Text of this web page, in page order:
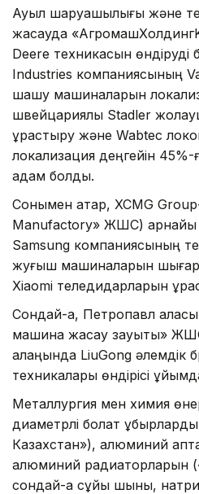
Ауыл шаруашылығы және
жасауда
Deere техникасын өндіруді
Industries компаниясының
шашу машиналарын
швейцариялық Stadler
құрастыру және Wabtec
локализация деңгейін
қадам болды.
Сонымен қатар, XCMG
Manufactory» ЖШС) арнайы
Samsung компаниясының
жуғыш машиналарын
Xiaomi теледидарларын
Сондай-ақ, Петропавл
машина жасау зауыты» ЖШС-
алаңында LiuGong әлемдік
техникалары өндірісі
Металлургия мен химия
диаметрлі болат
Казахстан»), алюминий
алюминий радиаторларын
сондай-ақ сұйық шыны,